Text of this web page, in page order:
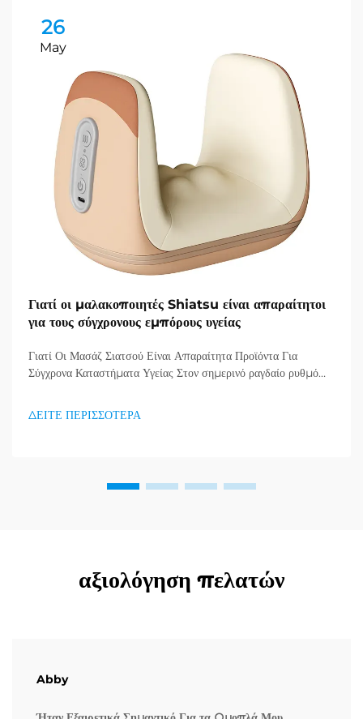
26
May
Γιατί οι μαλακοποιητές Shiatsu είναι απαραίτητοι
για τους σύγχρονους εμπόρους υγείας
Γιατί Οι Μασάζ Σιατσού Είναι Απαραίτητα Προϊόντα Για
Σύγχρονα Καταστήματα Υγείας Στον σημερινό ραγδαίο ρυθμό
περισσότερο αποτελεσματικούς τρόπους να δίνουν
ΔΕΙΤΕ ΠΕΡΙΣΣΟΤΕΡΑ
αξιολόγηση πελατών
Abby